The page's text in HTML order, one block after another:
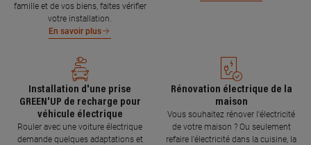
famille et de vos biens, faites vérifier
votre installation.
En savoir plus
Installation d'une prise
GREEN'UP de recharge pour
véhicule électrique
Rouler avec une voiture électrique
demande quelques adaptations et
Rénovation électrique de la
maison
Vous souhaitez rénover l'électricité
de votre maison ? Ou seulement
refaire l'électricité dans la cuisine, la